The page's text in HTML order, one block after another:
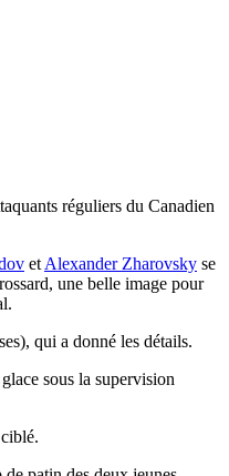
réguliers du Canadien
et Alexander Zharovsky se
une belle image pour
qui a donné les détails.
sous la supervision